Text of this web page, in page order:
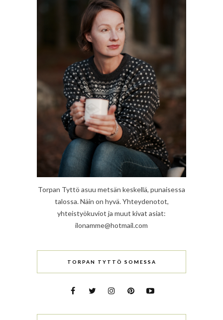
Torpan Tyttö asuu metsän keskellä, punaisessa
talossa. Näin on hyvä. Yhteydenotot,
yhteistyökuviot ja muut kivat asiat:
ilonamme@hotmail.com
TORPAN TYTTÖ SOMESSA